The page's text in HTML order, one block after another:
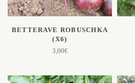
AJOUTER AU PANIER
BETTERAVE ROBUSCHKA
(X6)
3,00€